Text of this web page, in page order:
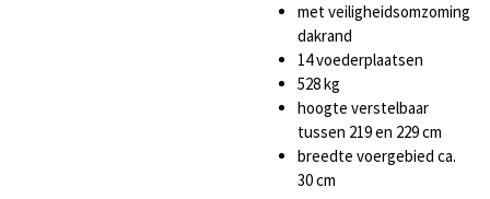
met veiligheidsomzoming
dakrand
14 voederplaatsen
528 kg
hoogte verstelbaar
tussen 219 en 229 cm
breedte voergebied ca.
30 cm